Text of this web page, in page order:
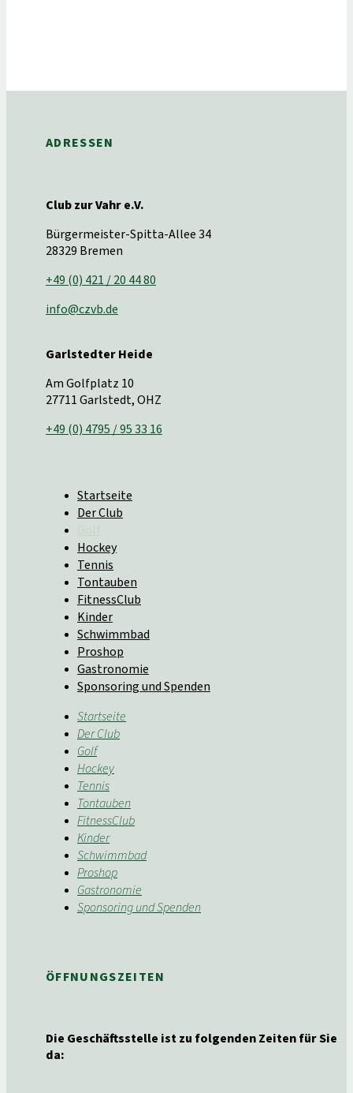
ADRESSEN
Club zur Vahr e.V.
Bürgermeister-Spitta-Allee 34
28329 Bremen
+49 (0) 421 / 20 44 80
info@czvb.de
Garlstedter Heide
Am Golfplatz 10
27711 Garlstedt, OHZ
+49 (0) 4795 / 95 33 16
Startseite
Der Club
Hockey
Tennis
Tontauben
FitnessClub
Kinder
Schwimmbad
Proshop
Gastronomie
Sponsoring und Spenden
Startseite
Der Club
Golf
Hockey
Tennis
Tontauben
FitnessClub
Kinder
Schwimmbad
Proshop
Gastronomie
Sponsoring und Spenden
ÖFFNUNGSZEITEN
Die Geschäftsstelle ist zu folgenden Zeiten für Sie
da: